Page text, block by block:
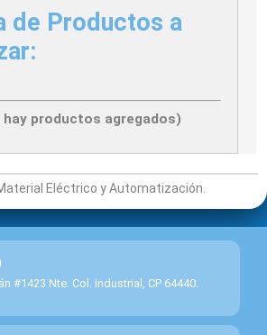
de Productos a
hay productos agregados)
Eléctrico y Automatización.
#1423 Nte. Col. Industrial, CP 64440.